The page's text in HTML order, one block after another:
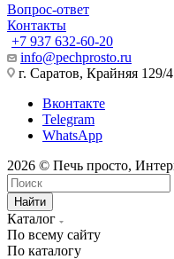
Вопрос-ответ
Контакты
+7 937 632-60-20
info@pechprosto.ru
г. Саратов, Крайняя 129/4
Вконтакте
Telegram
WhatsApp
2026 © Печь просто,
Найти
Каталог
По всему сайту
По каталогу